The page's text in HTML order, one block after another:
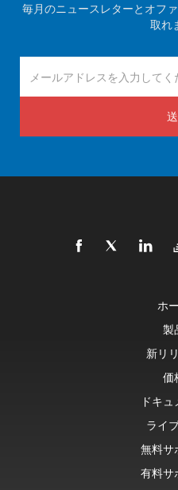
毎月のニュースレターとオフ
取れ
ホ
製
新リ
価
ドキュ
ライ
無料サ
有料サ